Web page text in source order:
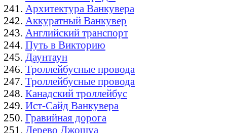
Архитектура Ванкувера
Аккуратный Ванкувер
Английский транспорт
Путь в Викторию
Даунтаун
Троллейбусные провода
Троллейбусные провода
Канадский троллейбус
Ист-Сайд Ванкувера
Гравийная дорога
Дерево Джошуа